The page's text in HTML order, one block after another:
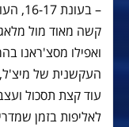
–
ואפילו מסצ'ראנו
העקשנית של
עוד קצת תסכול
לאליפות בזמן